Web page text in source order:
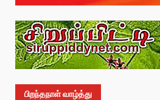
பிறந்தநாள் வாழ்த்து